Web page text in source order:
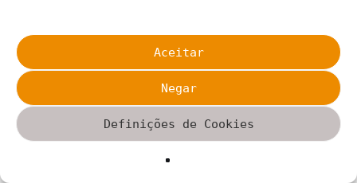
Aceitar
Negar
Definições de Cookies